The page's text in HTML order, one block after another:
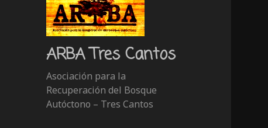
ARBA Tres Cantos
Asociación para la
Recuperación del Bosque
Autóctono – Tres Cantos